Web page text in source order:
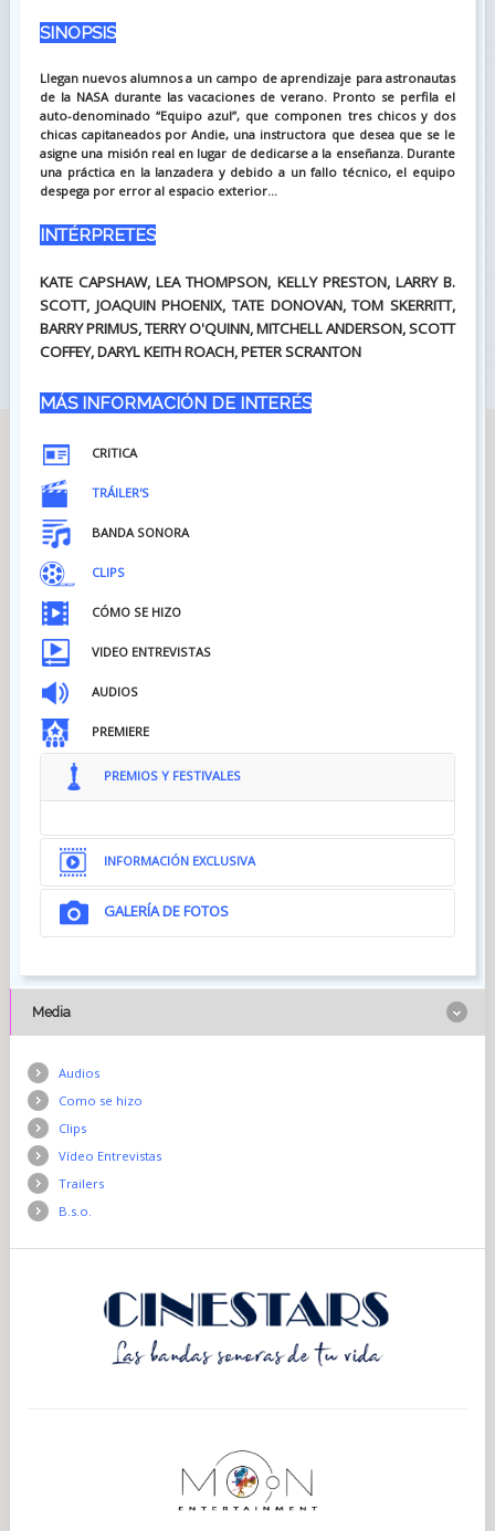
SINOPSIS
Llegan nuevos alumnos a un campo de aprendizaje para astronautas
de la NASA durante las vacaciones de verano. Pronto se perfila el
auto-denominado “Equipo azul”, que componen tres chicos y dos
chicas capitaneados por Andie, una instructora que desea que se le
asigne una misión real en lugar de dedicarse a la enseñanza. Durante
una práctica en la lanzadera y debido a un fallo técnico, el equipo
despega por error al espacio exterior...
INTÉRPRETES
KATE CAPSHAW, LEA THOMPSON, KELLY PRESTON, LARRY B.
SCOTT, JOAQUIN PHOENIX, TATE DONOVAN, TOM SKERRITT,
BARRY PRIMUS, TERRY O'QUINN, MITCHELL ANDERSON, SCOTT
COFFEY, DARYL KEITH ROACH, PETER SCRANTON
MÁS INFORMACIÓN DE INTERÉS
CRITICA
TRÁILER'S
BANDA SONORA
CLIPS
CÓMO SE HIZO
VIDEO ENTREVISTAS
AUDIOS
PREMIERE
PREMIOS Y FESTIVALES
INFORMACIÓN EXCLUSIVA
GALERÍA DE FOTOS
Media
Audios
Como se hizo
Clips
Vídeo Entrevistas
Trailers
B.s.o.